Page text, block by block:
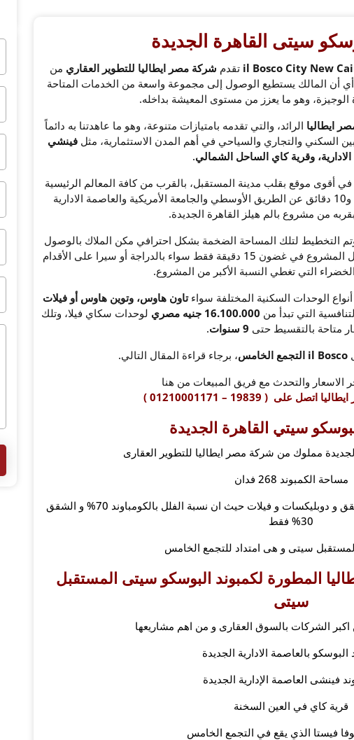
سيتى القاهرة الجديدة
il Bosco City New تقدم شركة مصر ايطاليا للتطوير العقاري من
لمدة 15 دقيقة فقط، أي أن المالك يستطيع الوصول إلى مجموعة واسعة من الخدمات المتاحة
الوجيزة، وهو ما يعزز من مستوى المعيشة بداخله.
ايطاليا الرائد، والتي تقدمه بامتيازات متنوعة، وهو ما عاهدتنا به دائماً
السكني والتجاري والسياحي في أهم المدن الاستثمارية، مثلفينشي
وقرية كاي الساحل الشمالي.
في أقوى موقع بقلب مدينة المستقبل، بالقرب من كافة المعالم الرئيسية
بالمنطقة، حيث يبعد 5 دقائق عن مدينتي، و10 دقائق عن الطريق الأوسطي والجامعة الأمريكية والعاصمة الادارية
من مشروع بالم هيلز القاهرة الجديدة.
التخطيط لتلك المساحة الضخمة بشكل احترافي مكن الملاك بالوصول
إلى كافة الخدمات الرئيسية أو الترفيهية داخل المشروع في غضون 15 دقيقة فقط سواء بالدراجة أو سيرا على الأقدام
التي تغطي النسبة الأكبر من المشروع.
الوحدات السكنية المختلفة سواءتاون هاوس، وتوين هاوس أو فيلات
التي تبدأ من 16.100.000 جنيه مصري
لوحدات سكاي فيلا، وتلك
متاحة بالتقسيط حتى 9 سنوات
.
il Bosco التجمع الخامس
، برجاء قراءة المقال التالي.
الاسعار والتحدث مع فريق المبيعات من هنا
على ( 19839 – 01210001171 )
سيتي القاهرة الجديدة
مملوك من شركة مصر ايطاليا للتطوير العقارى
مساحة الكمبوند 268 فدان
يحتوى الكمبوند على وحدات متنوعه بين شقق و دوبليكسات و فيلات حيث ان نسبة الفلل بالكومباوند 70% و الشقق
30% فقط
سيتى و هى امتداد للتجمع الخامس
المطورة لكمبوند البوسكو سيتى المستقبل
سيتى
الشركات بالسوق العقارى و من اهم مشاريعها
البوسكو بالعاصمة الادارية الجديدة
فينشى العاصمة الإدارية الجديدة
قرية كاي في العين السخنة
فيستا الذي يقع في التجمع الخامس